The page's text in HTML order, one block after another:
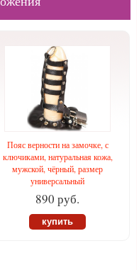
Пояс верности на замочке, с
ключиками, натуральная кожа,
мужской, чёрный, размер
универсальный
890 руб.
купить